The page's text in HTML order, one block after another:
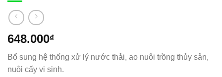
648.000₫
Bổ sung hệ thống xử lý nước thải, ao nuôi trồng thủy sản,
nuôi cấy vi sinh.